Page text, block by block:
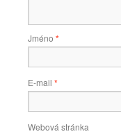
Jméno *
E-mail *
Webová stránka